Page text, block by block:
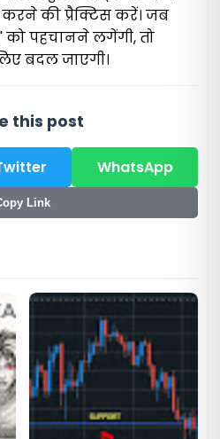
करने की प्रैक्टिस करें। जब
पहचानने लगेंगी, तो
बदल जाएगी।
this post
WhatsApp
Link